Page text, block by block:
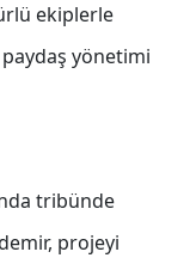
ekiplerle
yönetimi
tribünde
projeyi